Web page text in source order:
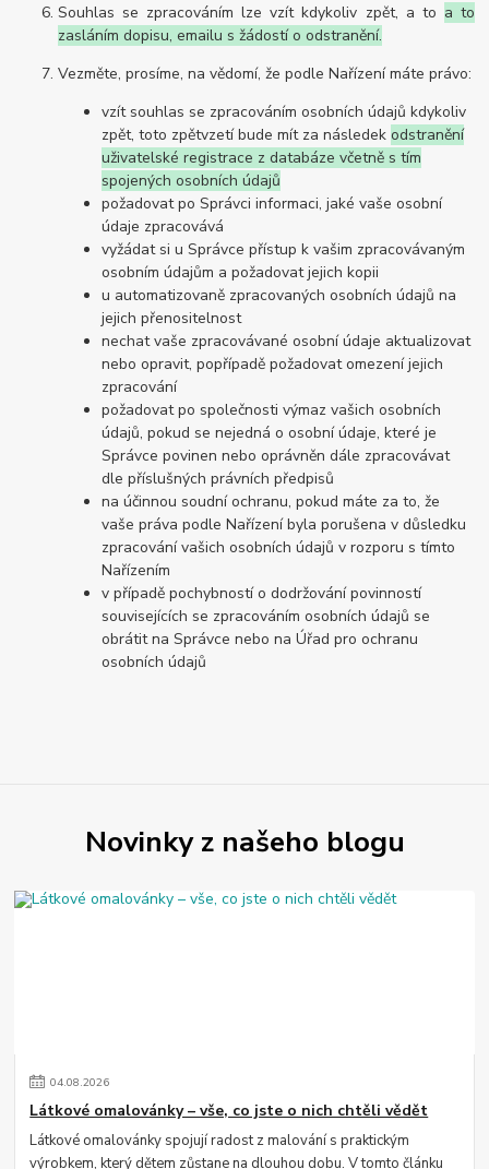
Souhlas se zpracováním lze vzít kdykoliv zpět, a to a to
zasláním dopisu, emailu s žádostí o odstranění.
Vezměte, prosíme, na vědomí, že podle Nařízení máte právo:
vzít souhlas se zpracováním osobních údajů kdykoliv
zpět, toto zpětvzetí bude mít za následekodstranění
uživatelské registrace z databáze včetně s tím
spojených osobních údajů
požadovat po Správci informaci, jaké vaše osobní
údaje zpracovává
vyžádat si u Správce přístup k vašim zpracovávaným
osobním údajům a požadovat jejich kopii
u automatizovaně zpracovaných osobních údajů na
jejich přenositelnost
nechat vaše zpracovávané osobní údaje aktualizovat
nebo opravit, popřípadě požadovat omezení jejich
zpracování
požadovat po společnosti výmaz vašich osobních
údajů, pokud se nejedná o osobní údaje, které je
Správce povinen nebo oprávněn dále zpracovávat
dle příslušných právních předpisů
na účinnou soudní ochranu, pokud máte za to, že
vaše práva podle Nařízení byla porušena v důsledku
zpracování vašich osobních údajů v rozporu s tímto
Nařízením
v případě pochybností o dodržování povinností
souvisejících se zpracováním osobních údajů se
obrátit na Správce nebo na Úřad pro ochranu
osobních údajů
Novinky z našeho blogu
04.08.2026
Látkové omalovánky – vše, co jste o nich chtěli vědět
Látkové omalovánky spojují radost z malování s praktickým
výrobkem, který dětem zůstane na dlouhou dobu. V tomto článku